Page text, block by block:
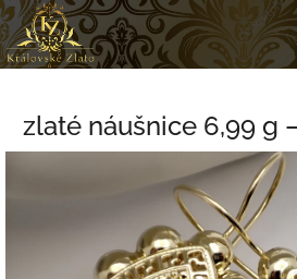
Prejsť
na
obsah
zlaté náušnice 6,99 g